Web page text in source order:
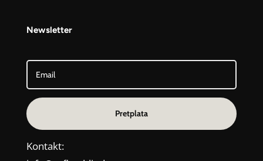
Newsletter
Pretplata
Kontakt: